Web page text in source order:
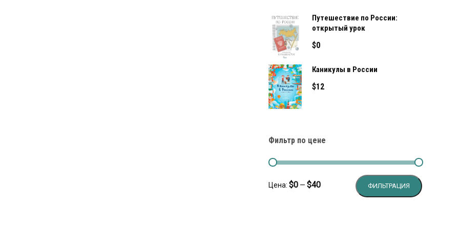
Путешествие по России:
открытый урок
$0
Каникулы в России
$12
Фильтр по цене
ФИЛЬТРАЦИЯ
Цена: $0 — $40